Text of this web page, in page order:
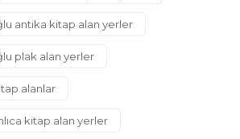
antika kitap alan yerler
plak alan yerler
alanlar
kitap alan yerler